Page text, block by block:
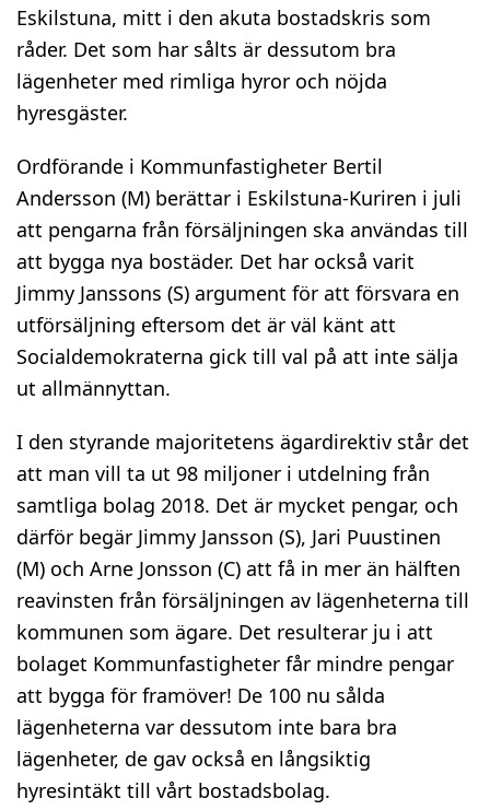
Eskilstuna, mitt i den akuta bostadskris som
råder. Det som har sålts är dessutom bra
lägenheter med rimliga hyror och nöjda
hyresgäster.
Ordförande i Kommunfastigheter Bertil
Andersson (M) berättar i Eskilstuna-Kuriren i juli
att pengarna från försäljningen ska användas till
att bygga nya bostäder. Det har också varit
Jimmy Janssons (S) argument för att försvara en
utförsäljning eftersom det är väl känt att
Socialdemokraterna gick till val på att inte sälja
ut allmännyttan.
I den styrande majoritetens ägardirektiv står det
att man vill ta ut 98 miljoner i utdelning från
samtliga bolag 2018. Det är mycket pengar, och
därför begär Jimmy Jansson (S), Jari Puustinen
(M) och Arne Jonsson (C) att få in mer än hälften
reavinsten från försäljningen av lägenheterna till
kommunen som ägare. Det resulterar ju i att
bolaget Kommunfastigheter får mindre pengar
att bygga för framöver! De 100 nu sålda
lägenheterna var dessutom inte bara bra
lägenheter, de gav också en långsiktig
hyresintäkt till vårt bostadsbolag.